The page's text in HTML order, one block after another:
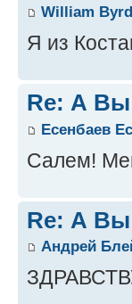
William Byrd
Я из
Re: А Вы
Есенбаев
Салем!
Re: А Вы
Андрей